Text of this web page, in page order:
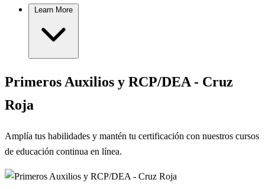
Learn More
Primeros Auxilios y RCP/DEA - Cruz
Roja
Amplía tus habilidades y mantén tu certificación con nuestros cursos
de educación continua en línea.